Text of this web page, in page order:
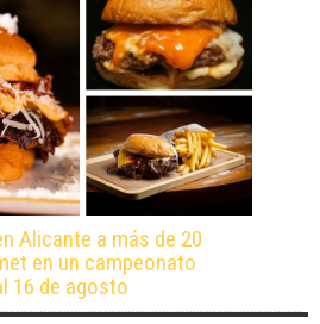
Alicante a más de 20
en un campeonato
16 de agosto